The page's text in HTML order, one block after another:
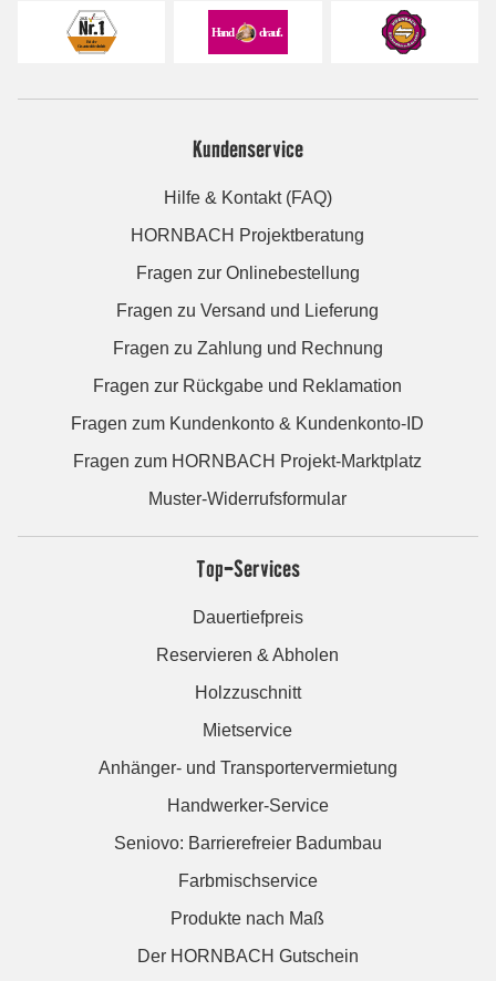
Kundenservice
Hilfe & Kontakt (FAQ)
HORNBACH Projektberatung
Fragen zur Onlinebestellung
Fragen zu Versand und Lieferung
Fragen zu Zahlung und Rechnung
Fragen zur Rückgabe und Reklamation
Fragen zum Kundenkonto & Kundenkonto-ID
Fragen zum HORNBACH Projekt-Marktplatz
Muster-Widerrufsformular
Top-Services
Dauertiefpreis
Reservieren & Abholen
Holzzuschnitt
Mietservice
Anhänger- und Transportervermietung
Handwerker-Service
Seniovo: Barrierefreier Badumbau
Farbmischservice
Produkte nach Maß
Der HORNBACH Gutschein